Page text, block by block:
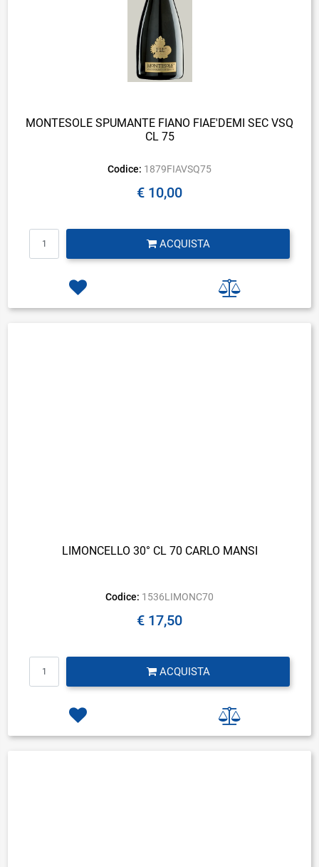
MONTESOLE SPUMANTE FIANO FIAE'DEMI SEC VSQ
CL 75
Codice: 1879FIAVSQ75
€ 10,00
ACQUISTA
LIMONCELLO 30° CL 70 CARLO MANSI
Codice: 1536LIMONC70
€ 17,50
ACQUISTA